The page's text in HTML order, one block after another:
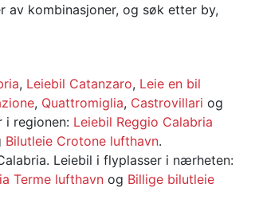
av kombinasjoner, og søk etter by,
, Leiebil Catanzaro, Leie en bil
, Quattromiglia, Castrovillari og
i regionen: Leiebil Reggio Calabria
Bilutleie Crotone lufthavn.
Leiebil i flyplasser i nærheten:
Terme lufthavn og Billige bilutleie